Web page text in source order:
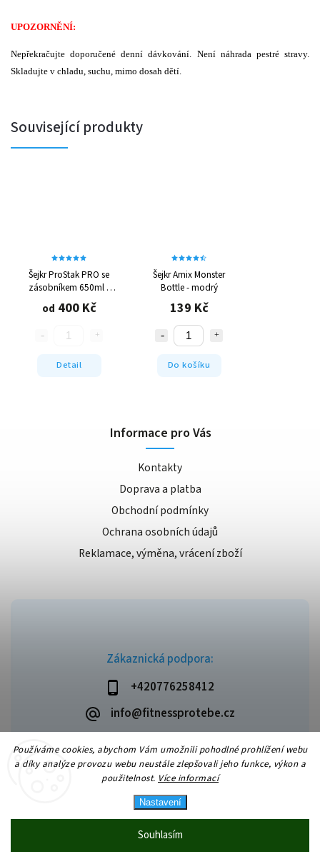
Používáme cookies, abychom Vám umožnili pohodlné prohlížení webu
a díky analýze provozu webu neustále zlepšovali jeho funkce, výkon a
použitelnost. Více informací
Nastavení
Souhlasím
UPOZORNĚNÍ:
Nepřekračujte doporučené denní dávkování. Není náhrada pestré stravy.
Skladujte v chladu, suchu, mimo dosah dětí.
Související produkty
Šejkr ProStak PRO se
zásobníkem 650ml -
různé barvy
od 400 Kč
Detail
Šejkr Amix Monster
Bottle - modrý
139 Kč
Do košíku
Zákaznická podpora:
+420776258412
info@fitnessprotebe.cz
Informace pro Vás
Kontakty
Doprava a platba
Obchodní podmínky
Ochrana osobních údajů
Reklamace, výměna, vrácení zboží
Copyright 2026Fitnessprotebe.cz. Všechna práva vyhrazena.
VytvořilShoptet| Design